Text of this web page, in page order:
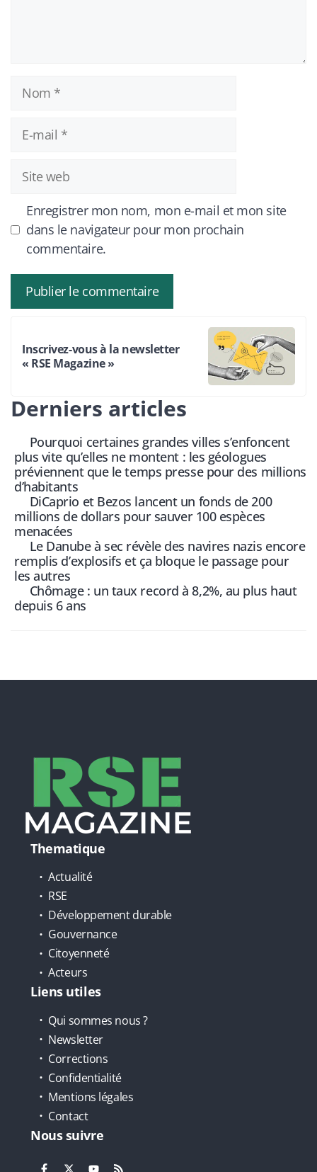
Nom
mail
Site
web
Enregistrer mon nom, mon e-mail et mon site
dans le navigateur pour mon prochain
commentaire.
Inscrivez-vous à la newsletter
« RSE Magazine »
Derniers articles
Pourquoi certaines grandes villes s’enfoncent
plus vite qu’elles ne montent : les géologues
préviennent que le temps presse pour des millions
d’habitants
DiCaprio et Bezos lancent un fonds de 200
millions de dollars pour sauver 100 espèces
menacées
Le Danube à sec révèle des navires nazis encore
remplis d’explosifs et ça bloque le passage pour
les autres
Chômage : un taux record à 8,2%, au plus haut
depuis 6 ans
Thematique
Actualité
RSE
Développement durable
Gouvernance
Citoyenneté
Acteurs
Liens utiles
Qui sommes nous ?
Newsletter
Corrections
Confidentialité
Mentions légales
Contact
Nous suivre